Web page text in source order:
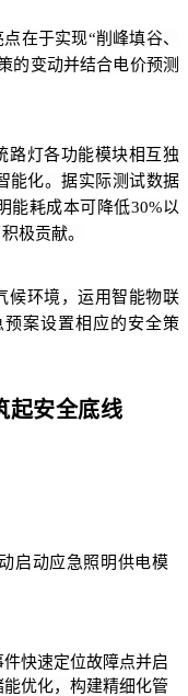
在于实现“削峰填谷、
的变动并结合电价预测
路灯各功能模块相互独
能化。据实际测试数据
能耗成本可降低30%以
极贡献。
候环境，运用智能物联
案设置相应的安全策
起安全底线
启动应急照明供电模
快速定位故障点并启
优化，构建精细化管